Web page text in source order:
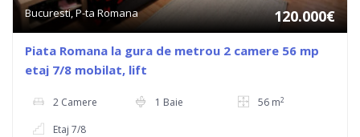
Bucuresti, P-ta Romana 120.000€
Piata Romana la gura de metrou 2 camere 56 mp
etaj 7/8 mobilat, lift
2 Camere 1 Baie 56 m2
Etaj 7/8